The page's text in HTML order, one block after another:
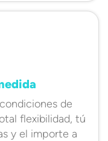
de
flexibilidad, tú
y el importe a